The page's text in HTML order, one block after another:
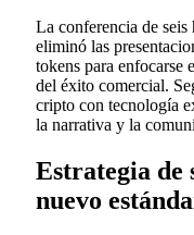
La conferencia de seis
eliminó las
tokens para enfocarse
del éxito comercial.
cripto con tecnología
la narrativa y la
Estrategia de
nuevo